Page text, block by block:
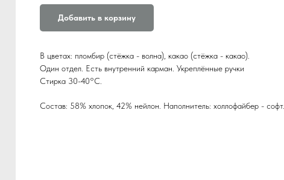
Добавить в корзину
В цветах: пломбир (стёжка - волна), какао (стёжка - какао).
Один отдел. Есть внутренний карман. Укреплённые ручки
Стирка 30-40°C.
Состав: 58% хлопок, 42% нейлон. Наполнитель: холлофайбер - софт.